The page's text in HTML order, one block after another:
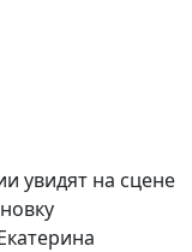
увидят на сцене